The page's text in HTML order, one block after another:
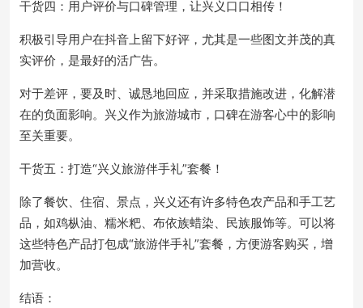
干货四：用户评价与口碑管理，让兴义口口相传！
积极引导用户在抖音上留下好评，尤其是一些图文并茂的真
实评价，是最好的活广告。
对于差评，要及时、诚恳地回应，并采取措施改进，化解潜
在的负面影响。兴义作为旅游城市，口碑在游客心中的影响
至关重要。
干货五：打造“兴义旅游伴手礼”套餐！
除了餐饮、住宿、景点，兴义还有许多特色农产品和手工艺
品，如鸡枞油、糯米粑、布依族蜡染、民族服饰等。可以将
这些特色产品打包成“旅游伴手礼”套餐，方便游客购买，增
加营收。
结语：